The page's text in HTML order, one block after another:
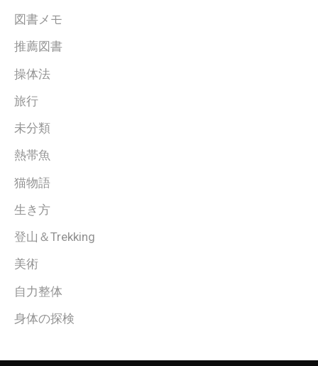
図書メモ
推薦図書
操体法
旅行
未分類
熱帯魚
猫物語
生き方
登山＆Trekking
美術
自力整体
身体の探検